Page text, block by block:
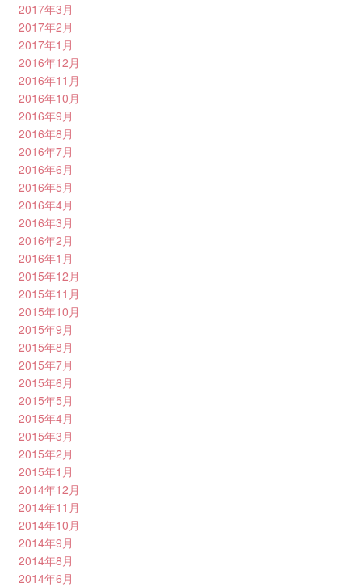
2017年3月
2017年2月
2017年1月
2016年12月
2016年11月
2016年10月
2016年9月
2016年8月
2016年7月
2016年6月
2016年5月
2016年4月
2016年3月
2016年2月
2016年1月
2015年12月
2015年11月
2015年10月
2015年9月
2015年8月
2015年7月
2015年6月
2015年5月
2015年4月
2015年3月
2015年2月
2015年1月
2014年12月
2014年11月
2014年10月
2014年9月
2014年8月
2014年6月